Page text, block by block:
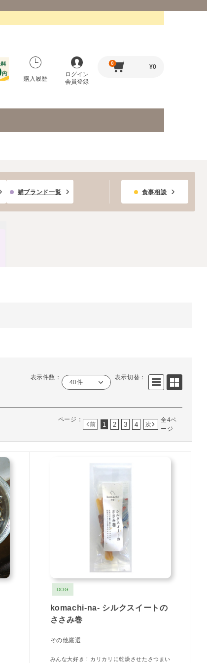
購入履歴
ログイン
会員登録
0
¥0
猫ブランド一覧 食事相談
表示件数：
40件
表示切替：
ページ：
前 1 2 3 4 次
全4ペ
ージ
DOG
komachi-na- シルクスイートの
ささみ巻
その他厳選
みんな大好き！カリカリに乾燥させたさつまい